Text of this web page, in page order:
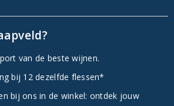
van de beste wijnen.
bij 12 dezelfde flessen*
bij ons in de winkel: ontdek jouw